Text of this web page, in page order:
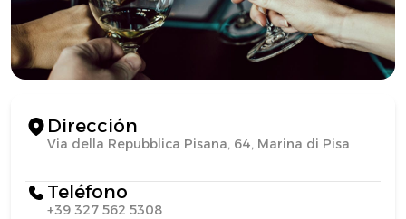
Dirección
Via della Repubblica Pisana, 64, Marina di Pisa
Teléfono
+39 327 562 5308